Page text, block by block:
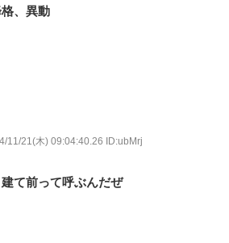
、異動
11/21(木) 09:04:40.26 ID:ubMrj
て前って呼ぶんだぜ